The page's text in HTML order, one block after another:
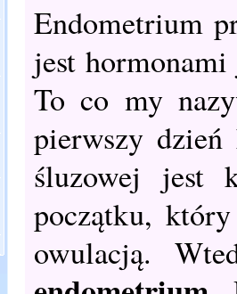
Endometrium
jest
To co my
pierwszy
śluzowej jest
początku,
owulacją.